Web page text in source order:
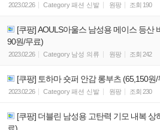
2023.02.26 Category패션 신발 원팡 조회 190
[쿠팡] AOULS아울스 남성용 메이스 등산
90원/무료)
2023.02.26 Category 남성 의류 원팡 조회 242
[쿠팡] 토하마 숏퍼 안감 롱부츠 (65,150원/
2023.02.26 Category패션 신발 원팡 조회 230
[쿠팡] 더블린 남성용 고탄력 기모 내복 상